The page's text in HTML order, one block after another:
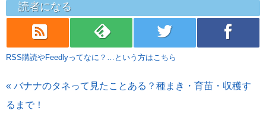
読者になる
rss feedly twitter facebook
RSS購読やFeedlyってなに？…という方はこちら
« バナナのタネって見たことある？種まき・育苗・収穫す
るまで！